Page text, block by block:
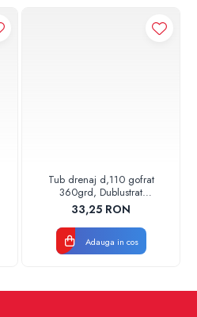
Tub drenaj d,110 gofrat
360grd, Dublustrat
verde/negru 110152 Drainkit
33,25 RON
Adauga in cos